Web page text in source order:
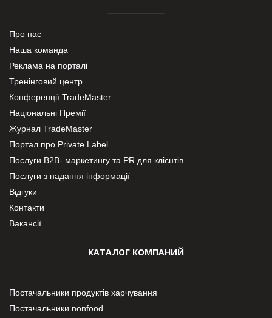
Про нас
Наша команда
Реклама на порталі
Тренінговий центр
Конференції TradeMaster
Національні Премії
Журнал TradeMaster
Портал про Private Label
Послуги В2В- маркетингу та PR для клієнтів
Послуги з надання інформації
Відгуки
Контакти
Вакансії
КАТАЛОГ КОМПАНИЙ
Постачальники продуктів харчування
Постачальники nonfood